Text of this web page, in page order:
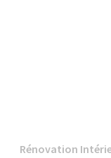
Rénovation